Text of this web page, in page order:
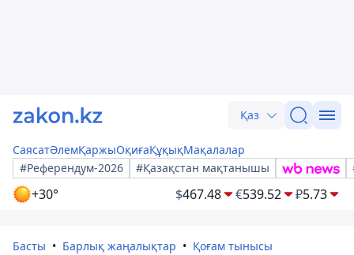
Қаз
СаясатӘлемҚаржыОқиғаҚұқықМақалалар
#Референдум-2026
#Қазақстан мақтанышы
+30° $467.48 €539.52 ₽5.73
Басты Барлық жаңалықтар Қоғам тынысы